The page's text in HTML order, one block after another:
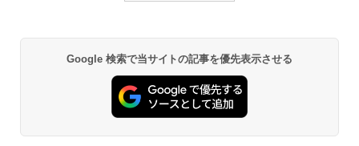
Google 検索で当サイトの記事を優先表示させる